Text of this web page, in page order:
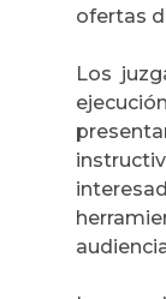
ofertas
Los